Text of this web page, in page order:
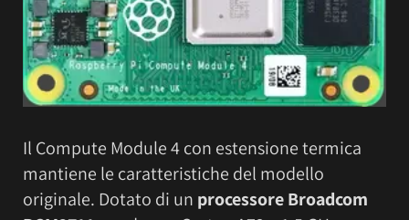
Il Compute Module 4 con estensione termica
mantiene le caratteristiche del modello
originale. Dotato di un processore Broadcom